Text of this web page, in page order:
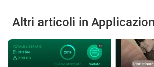
Altri articoli in